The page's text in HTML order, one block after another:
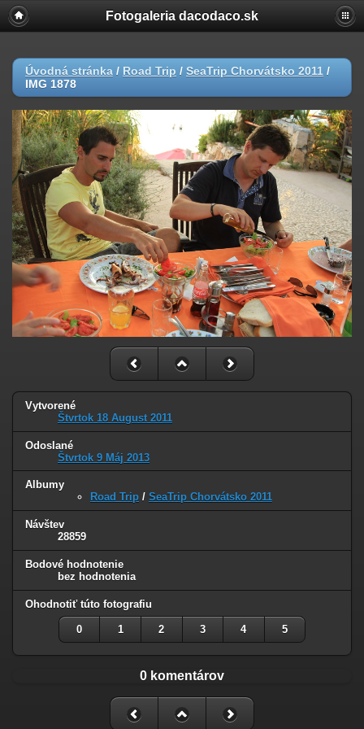
Fotogaleria dacodaco.sk
Úvodná stránka / Road Trip / SeaTrip Chorvátsko 2011 /
IMG 1878
Vytvorené
Štvrtok 18 August 2011
Odoslané
Štvrtok 9 Máj 2013
Albumy
Road Trip / SeaTrip Chorvátsko 2011
Návštev
28859
Bodové hodnotenie
bez hodnotenia
Ohodnotiť túto fotografiu
0 1 2 3 4 5
0 komentárov